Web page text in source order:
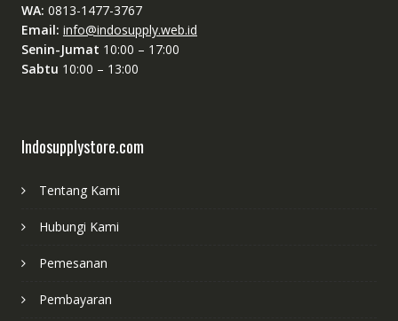
WA: 0813-1477-3767
Email: info@indosupply.web.id
Senin-Jumat 10:00 – 17:00
Sabtu 10:00 – 13:00
Indosupplystore.com
Tentang Kami
Hubungi Kami
Pemesanan
Pembayaran